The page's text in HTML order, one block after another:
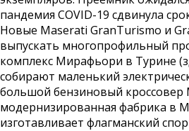
пандемия COVID-19 сдвинула
Новые Maserati GranTurismo и
выпускать многопрофильный
комплекс Мирафьори в Турине
собирают маленький
большой бензиновый кроссовер
модернизированная фабрика в
изготавливает флагманский